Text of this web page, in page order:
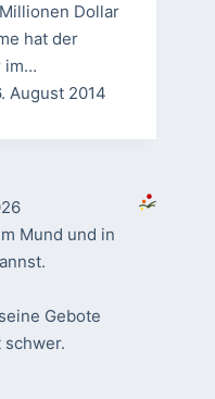
Dollar
hat der
im…
August 2014
Mund und in
Gebote
schwer.